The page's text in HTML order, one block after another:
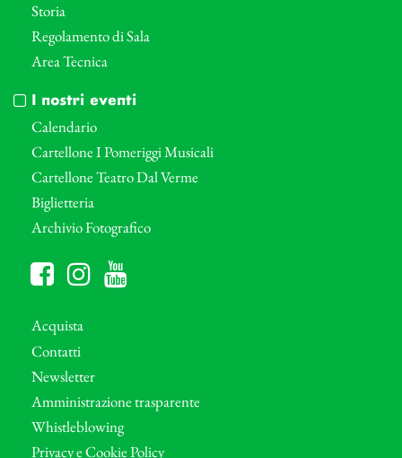
Storia
Regolamento di Sala
Area Tecnica
I nostri eventi
Calendario
Cartellone I Pomeriggi Musicali
Cartellone Teatro Dal Verme
Biglietteria
Archivio Fotografico
Acquista
Contatti
Newsletter
Amministrazione trasparente
Whistleblowing
Privacy e Cookie Policy